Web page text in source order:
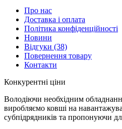
Про нас
Доставка і оплата
Політика конфіденційності
Новини
Відгуки (38)
Повернення товару
Контакти
Конкурентні ціни
Володіючи необхідним
виробляємо ковші на
субпідрядників та пропонуючи